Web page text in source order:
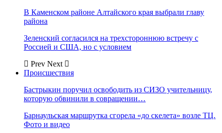
В Каменском районе Алтайского края выбрали главу
района
Зеленский согласился на трехстороннюю встречу с
Россией и США, но с условием
Prev Next
Происшествия
Бастрыкин поручил освободить из СИЗО учительницу,
которую обвинили в совращении…
Барнаульская маршрутка сгорела «до скелета» возле ТЦ.
Фото и видео